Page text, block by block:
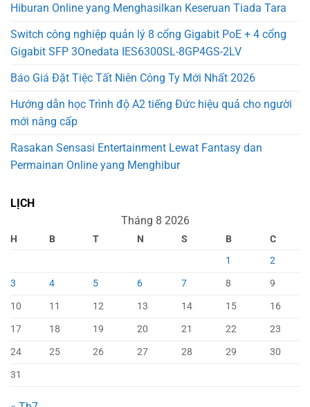
Hiburan Online yang Menghasilkan Keseruan Tiada Tara
Switch công nghiệp quản lý 8 cổng Gigabit PoE + 4 cổng
Gigabit SFP 3Onedata IES6300SL-8GP4GS-2LV
Báo Giá Đặt Tiệc Tất Niên Công Ty Mới Nhất 2026
Hướng dẫn học Trình độ A2 tiếng Đức hiệu quả cho người
mới nâng cấp
Rasakan Sensasi Entertainment Lewat Fantasy dan
Permainan Online yang Menghibur
LỊCH
Tháng 8 2026
H B T N S B
C
1
2
3
4 5 6 7 8
9
10
11 12 13 14 15
16
17
18 19 20 21 22
23
24
25 26 27 28 29
30
31